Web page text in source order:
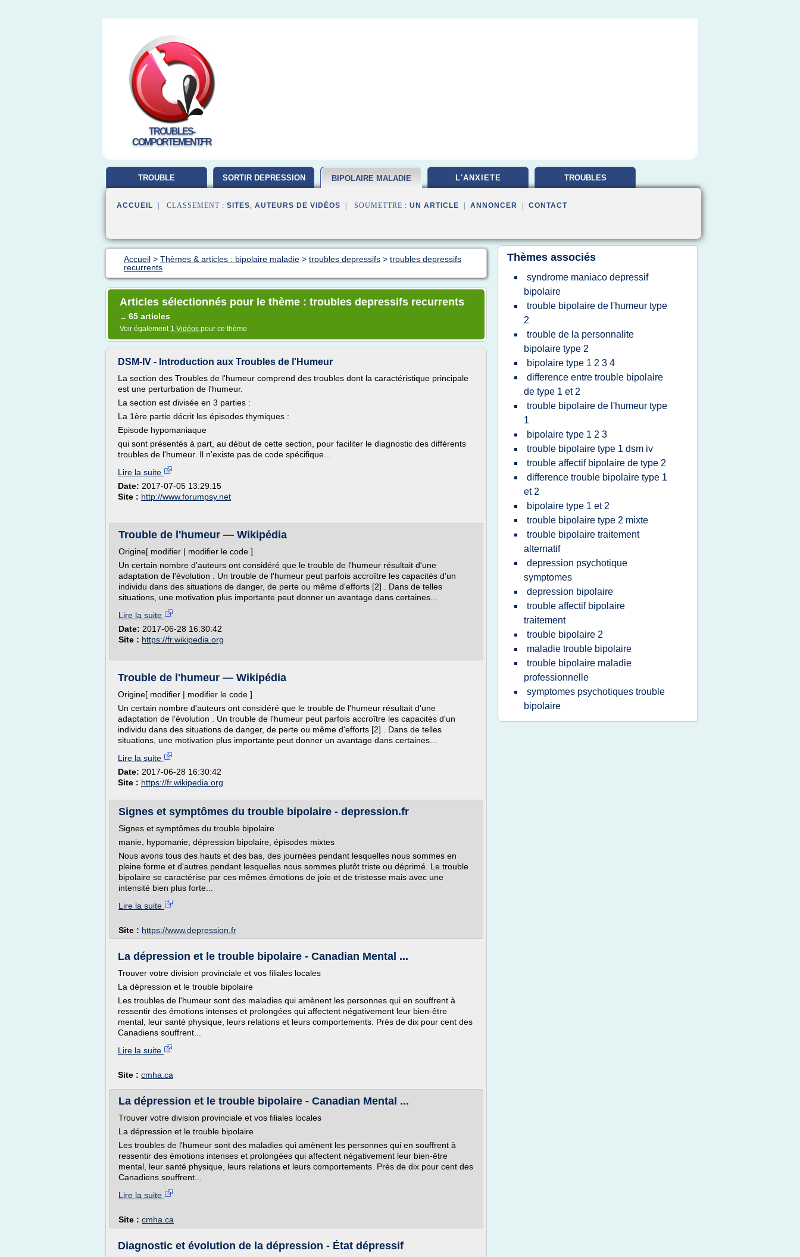
TROUBLES-
COMPORTEMENT.FR
TROUBLE SORTIR DEPRESSION BIPOLAIRE MALADIE L'ANXIETE TROUBLES
ACCUEIL | CLASSEMENT : SITES, AUTEURS DE VIDÉOS | SOUMETTRE : UN ARTICLE ANNONCER CONTACT
Accueil > Thèmes & articles : bipolaire maladie > troubles depressifs > troubles depressifs
recurrents
Articles sélectionnés pour le thème : troubles depressifs recurrents
→ 65 articles
Voir également 1 Vidéos pour ce thème
DSM-IV - Introduction aux Troubles de l'Humeur
La section des Troubles de l'humeur comprend des troubles dont la caractéristique principale
est une perturbation de l'humeur.
La section est divisée en 3 parties :
La 1ère partie décrit les épisodes thymiques :
Episode hypomaniaque
qui sont présentés à part, au début de cette section, pour faciliter le diagnostic des différents
troubles de l'humeur. Il n'existe pas de code spécifique...
Lire la suite
Date: 2017-07-05 13:29:15
Site : http://www.forumpsy.net
Trouble de l'humeur — Wikipédia
Origine[ modifier | modifier le code ]
Un certain nombre d'auteurs ont considéré que le trouble de l'humeur résultait d'une
adaptation de l'évolution . Un trouble de l'humeur peut parfois accroître les capacités d'un
individu dans des situations de danger, de perte ou même d'efforts [2] . Dans de telles
situations, une motivation plus importante peut donner un avantage dans certaines...
Lire la suite
Date: 2017-06-28 16:30:42
Site : https://fr.wikipedia.org
Trouble de l'humeur — Wikipédia
Origine[ modifier | modifier le code ]
Un certain nombre d'auteurs ont considéré que le trouble de l'humeur résultait d'une
adaptation de l'évolution . Un trouble de l'humeur peut parfois accroître les capacités d'un
individu dans des situations de danger, de perte ou même d'efforts [2] . Dans de telles
situations, une motivation plus importante peut donner un avantage dans certaines...
Lire la suite
Date: 2017-06-28 16:30:42
Site : https://fr.wikipedia.org
Signes et symptômes du trouble bipolaire - depression.fr
Signes et symptômes du trouble bipolaire
manie, hypomanie, dépression bipolaire, épisodes mixtes
Nous avons tous des hauts et des bas, des journées pendant lesquelles nous sommes en
pleine forme et d'autres pendant lesquelles nous sommes plutôt triste ou déprimé. Le trouble
bipolaire se caractérise par ces mêmes émotions de joie et de tristesse mais avec une
intensité bien plus forte...
Lire la suite
Site : https://www.depression.fr
La dépression et le trouble bipolaire - Canadian Mental ...
Trouver votre division provinciale et vos filiales locales
La dépression et le trouble bipolaire
Les troubles de l'humeur sont des maladies qui amènent les personnes qui en souffrent à
ressentir des émotions intenses et prolongées qui affectent négativement leur bien-être
mental, leur santé physique, leurs relations et leurs comportements. Près de dix pour cent des
Canadiens souffrent...
Lire la suite
Site : cmha.ca
La dépression et le trouble bipolaire - Canadian Mental ...
Trouver votre division provinciale et vos filiales locales
La dépression et le trouble bipolaire
Les troubles de l'humeur sont des maladies qui amènent les personnes qui en souffrent à
ressentir des émotions intenses et prolongées qui affectent négativement leur bien-être
mental, leur santé physique, leurs relations et leurs comportements. Près de dix pour cent des
Canadiens souffrent...
Lire la suite
Site : cmha.ca
Diagnostic et évolution de la dépression - État dépressif
Thèmes associés
syndrome maniaco depressif
bipolaire
trouble bipolaire de l'humeur type
2
trouble de la personnalite
bipolaire type 2
bipolaire type 1 2 3 4
difference entre trouble bipolaire
de type 1 et 2
trouble bipolaire de l'humeur type
1
bipolaire type 1 2 3
trouble bipolaire type 1 dsm iv
trouble affectif bipolaire de type 2
difference trouble bipolaire type 1
et 2
bipolaire type 1 et 2
trouble bipolaire type 2 mixte
trouble bipolaire traitement
alternatif
depression psychotique
symptomes
depression bipolaire
trouble affectif bipolaire
traitement
trouble bipolaire 2
maladie trouble bipolaire
trouble bipolaire maladie
professionnelle
symptomes psychotiques trouble
bipolaire